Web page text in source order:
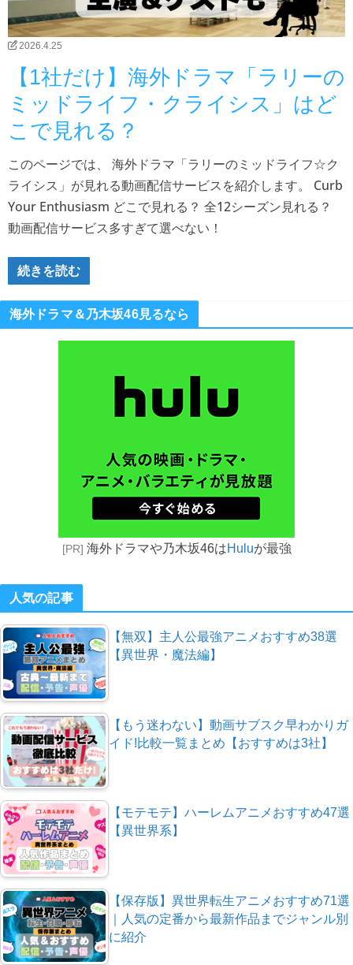
2026.4.25
【1社だけ】海外ドラマ「ラリーの
ミッドライフ・クライシス」はど
こで見れる？
このページでは、 海外ドラマ「ラリーのミッドライフ☆ク
ライシス」が見れる動画配信サービスを紹介します。 Curb
Your Enthusiasm どこで見れる？ 全12シーズン見れる？
動画配信サービス多すぎて選べない！
続きを読む
海外ドラマ＆乃木坂46見るなら
[PR] 海外ドラマや乃木坂46はHuluが最強
人気の記事
【無双】主人公最強アニメおすすめ38選
【異世界・魔法編】
【もう迷わない】動画サブスク早わかりガ
イド!比較一覧まとめ【おすすめは3社】
【モテモテ】ハーレムアニメおすすめ47選
【異世界系】
【保存版】異世界転生アニメおすすめ71選
｜人気の定番から最新作品までジャンル別
に紹介